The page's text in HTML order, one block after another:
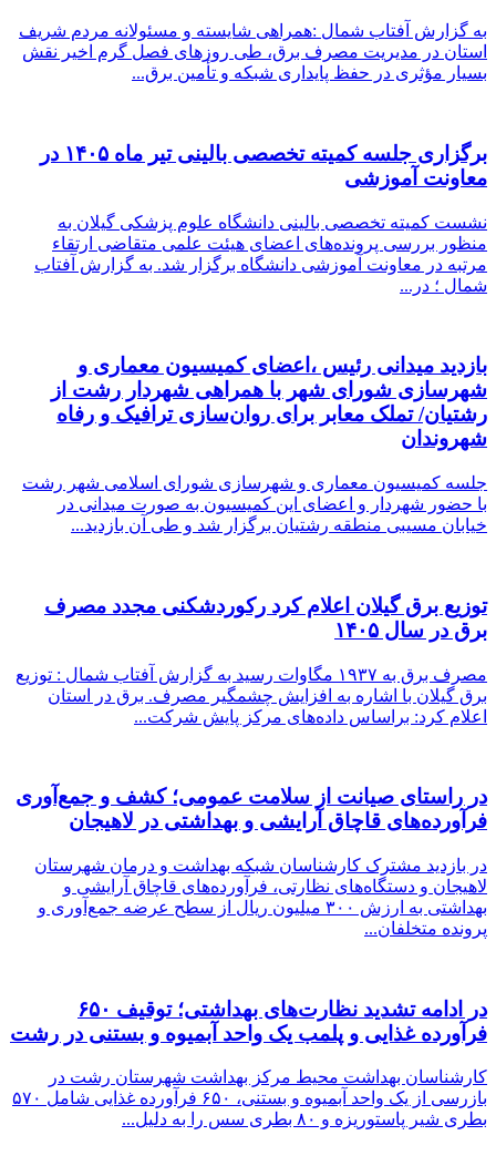
به گزارش آفتاب شمال :همراهی شایسته و مسئولانه مردم شریف
استان در مدیریت مصرف برق، طی روزهای فصل گرم اخیر نقش
بسیار مؤثری در حفظ پایداری شبکه و تأمین برق...
برگزاری جلسه کمیته تخصصی بالینی تیر ماه ۱۴۰۵ در
معاونت آموزشی
نشست کمیته تخصصی بالینی دانشگاه علوم پزشکی گیلان به
منظور بررسی پرونده‌های اعضای هیئت علمی متقاضی ارتقاء
مرتبه در معاونت آموزشی دانشگاه برگزار شد. به گزارش آفتاب
شمال ؛ در...
بازدید میدانی رئیس ،اعضای کمیسیون معماری و
شهرسازی شورای شهر با همراهی شهردار رشت از
رشتیان/ تملک معابر برای روان‌سازی ترافیک و رفاه
شهروندان
جلسه کمیسیون معماری و شهرسازی شورای اسلامی شهر رشت
با حضور شهردار و اعضای این کمیسیون به صورت میدانی در
خیابان مسیبی منطقه رشتیان برگزار شد و طی آن بازدید...
توزیع برق گیلان اعلام کرد ركوردشكنی مجدد مصرف
برق در سال ۱۴۰۵
مصرف برق به ۱۹۳۷ مگاوات رسید به گزارش آفتاب شمال : توزیع
برق گیلان با اشاره به افزایش چشمگیر مصرف. برق در استان
اعلام کرد: براساس داده‌های مرکز پایش شرکت...
در راستای صیانت از سلامت عمومی؛ کشف و جمع‌آوری
فرآورده‌های قاچاق آرایشی و بهداشتی در لاهیجان
در بازدید مشترک کارشناسان شبکه بهداشت و درمان شهرستان
لاهیجان و دستگاه‌های نظارتی، فرآورده‌های قاچاق آرایشی و
بهداشتی به ارزش ۳۰۰ میلیون ریال از سطح عرضه جمع‌آوری و
پرونده متخلفان...
در ادامه تشدید نظارت‌های بهداشتی؛ توقیف ۶۵۰
فرآورده غذایی و پلمب یک واحد آبمیوه و بستنی در رشت
کارشناسان بهداشت محیط مرکز بهداشت شهرستان رشت در
بازرسی از یک واحد آبمیوه و بستنی، ۶۵۰ فرآورده غذایی شامل ۵۷۰
بطری شیر پاستوریزه و ۸۰ بطری سس را به دلیل...